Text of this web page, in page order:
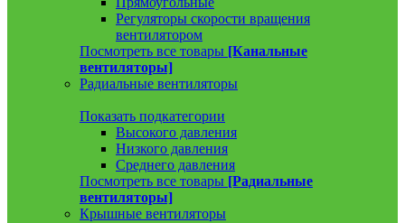
Регуляторы скорости вращения
вентилятором
Посмотреть все товары [Канальные
вентиляторы]
Радиальные вентиляторы
Показать подкатегории
Высокого давления
Низкого давления
Среднего давления
Посмотреть все товары [Радиальные
вентиляторы]
Крышные вентиляторы